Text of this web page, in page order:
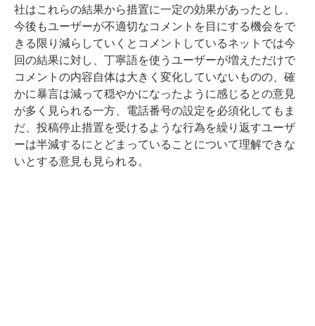
社はこれらの結果から措置に一定の効果があったとし、
今後もユーザーが不適切なコメントを目にする機会をで
きる限り減らしていくとコメントしているネットでは今
回の結果に対し、丁寧語を使うユーザーが増えただけで
コメントの内容自体は大きく変化していないものの、確
かに暴言は減って穏やかになったように感じるとの意見
が多く見られる一方、電話番号の設定を必須化してもま
だ、投稿停止措置を受けるような行為を繰り返すユーザ
ーは半減するにとどまっていることについて理解できな
いとする意見も見られる。